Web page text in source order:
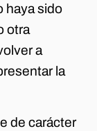
haya sido
otra
a
la
de carácter